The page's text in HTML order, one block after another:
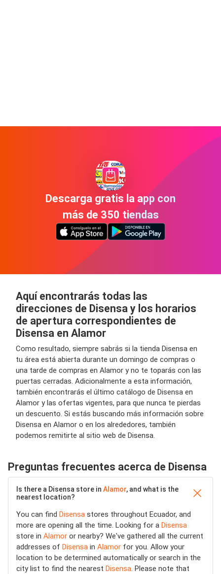
Descarga gratis la app con
más de 350 tiendas
Aquí encontrarás todas las
direcciones de Disensa y los horarios
de apertura correspondientes de
Disensa en Alamor
Como resultado, siempre sabrás si la tienda Disensa en
tu área está abierta durante un domingo de compras o
una tarde de compras en Alamor y no te toparás con las
puertas cerradas. Adicionalmente a esta información,
también encontrarás el último catálogo de Disensa en
Alamor y las ofertas vigentes, para que nunca te pierdas
un descuento. Si estás buscando más información sobre
Disensa en Alamor o en los alrededores, también
podemos remitirte al sitio web de Disensa.
Preguntas frecuentes acerca de Disensa
Is there a Disensa store in Alamor, and what is the
nearest location?
You can find Disensa stores throughout Ecuador, and
more are opening all the time. Looking for a Disensa
store in Alamor or nearby? We've gathered all the current
addresses of Disensa in Alamor for you. Allow your
location to be determined automatically or search in the
city list to find the nearest Disensa. Please note that